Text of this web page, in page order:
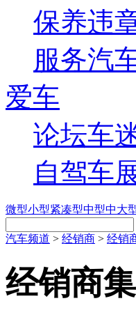
保养违
服务汽
爱车
论坛车
自驾车
微型小型紧凑型中型中大
汽车频道 > 经销商 > 经销
经销商